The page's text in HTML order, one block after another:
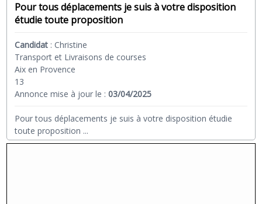
Pour tous déplacements je suis à votre disposition
étudie toute proposition
Candidat : Christine
Transport et Livraisons de courses
Aix en Provence
13
Annonce mise à jour le :03/04/2025
Pour tous déplacements je suis à votre disposition étudie
toute proposition ...